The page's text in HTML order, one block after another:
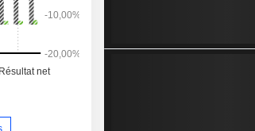
d’affichage et